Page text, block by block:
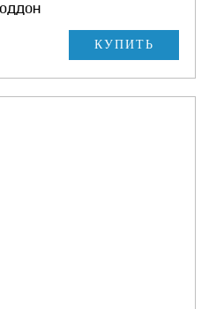
КУПИТЬ